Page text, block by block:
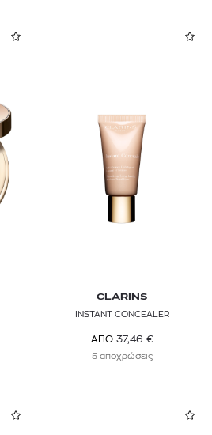
CLARINS
INSTANT CONCEALER
ΑΠΟ 37,46 €
5 αποχρώσεις